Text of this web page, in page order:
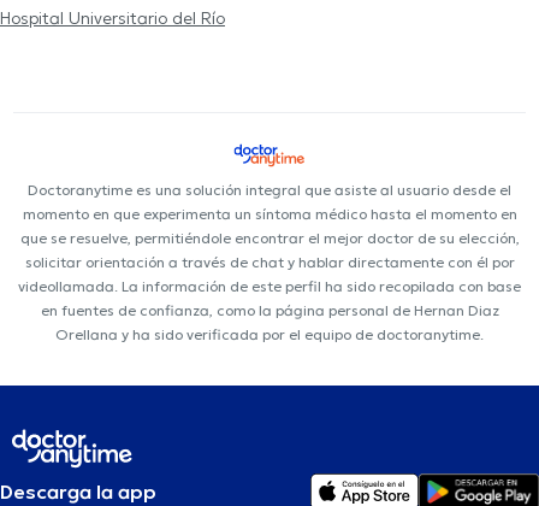
Hospital Universitario del Río
Doctoranytime es una solución integral que asiste al usuario desde el
momento en que experimenta un síntoma médico hasta el momento en
que se resuelve, permitiéndole encontrar el mejor doctor de su elección,
solicitar orientación a través de chat y hablar directamente con él por
videollamada. La información de este perfil ha sido recopilada con base
en fuentes de confianza, como la página personal de Hernan Diaz
Orellana y ha sido verificada por el equipo de doctoranytime.
Descarga la app